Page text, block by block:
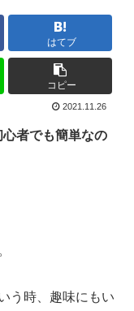
はてブ
コピー
2021.11.26
者でも簡単なの
う時、趣味にもい